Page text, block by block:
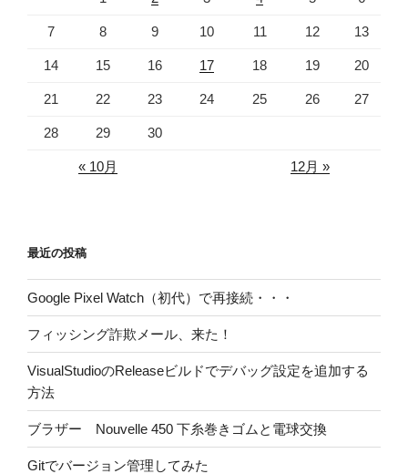
7 8 9 10 11 12 13
14 15 16 17 18 19 20
21 22 23 24 25 26 27
28 29 30
« 10月 12月 »
最近の投稿
Google Pixel Watch（初代）で再接続・・・
フィッシング詐欺メール、来た！
VisualStudioのReleaseビルドでデバッグ設定を追加する
方法
ブラザー Nouvelle 450 下糸巻きゴムと電球交換
Gitでバージョン管理してみた